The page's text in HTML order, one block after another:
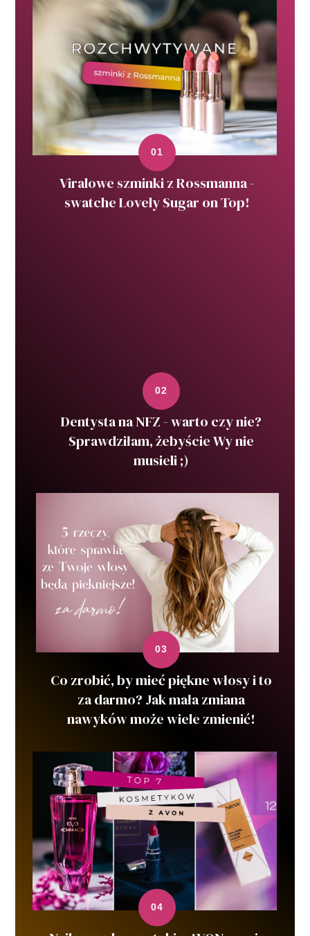
Viralowe szminki z Rossmanna -
swatche Lovely Sugar on Top!
Dentysta na NFZ - warto czy nie?
Sprawdziłam, żebyście Wy nie
musieli ;)
Co zrobić, by mieć piękne włosy i to
za darmo? Jak mała zmiana
nawyków może wiele zmienić!